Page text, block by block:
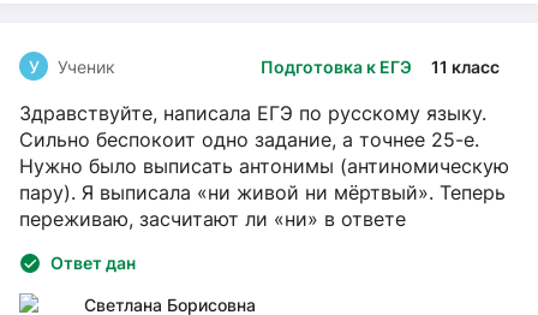
Подготовка к ЕГЭ 11 класс
У Ученик
Здравствуйте, написала ЕГЭ по русскому языку.
Сильно беспокоит одно задание, а точнее 25-е.
Нужно было выписать антонимы (антиномическую
пару). Я выписала «ни живой ни мёртвый». Теперь
переживаю, засчитают ли «ни» в ответе
Ответ дан
Светлана Борисовна